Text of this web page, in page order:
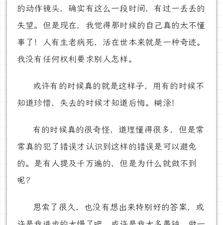
的动作镜头，确实有这么一段时间，有过一丢丢的
失望。但是现在，我觉得那时候的自己真的太不懂
事了！人有生老病死，活在世本来就是一种奇迹。
我没有任何权利要求别人怎样。
或许有的时候真的就是这样子，用有的时候不
知道珍惜，失去的时候才知道后悔。糊涂！
有的时候真的很奇怪，道理懂得很多，但是常
常真的犯了错误才认识到这样的错误是可以避免
的。是有人提及千万遍的，但是为什么就做不到
呢？
思索了很久，也没有想出来特别好的答案，或